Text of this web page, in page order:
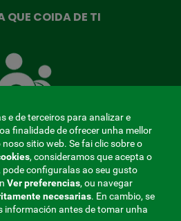
QUE COIDA DE TI
e de terceiros para analizar e
finalidade de ofrecer unha mellor
sitio web. Se fai clic sobre o
, consideramos que acepta o
pode configuralas ao seu gusto
Ver preferencias, ou navegar
necesarias. En cambio, se
información antes de tomar unha